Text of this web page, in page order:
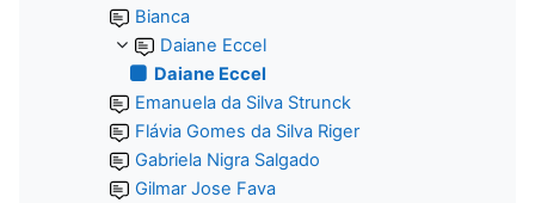
Bianca
Daiane Eccel
Daiane Eccel
Emanuela da Silva Strunck
Flávia Gomes da Silva Riger
Gabriela Nigra Salgado
Gilmar Jose Fava